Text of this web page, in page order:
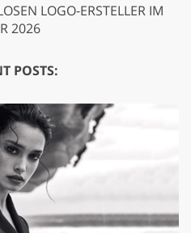
LOGO-ERSTELLER IM
2026
POSTS: